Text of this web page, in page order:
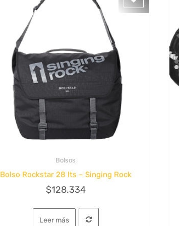
Bolsos
Bolso Rockstar 28 lts – Singing Rock
$128.334
Leer más